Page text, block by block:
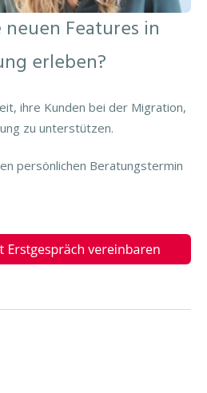
Features in
erleben?
ihre Kunden bei der Migration,
zu unterstützen.
persönlichen Beratungstermin